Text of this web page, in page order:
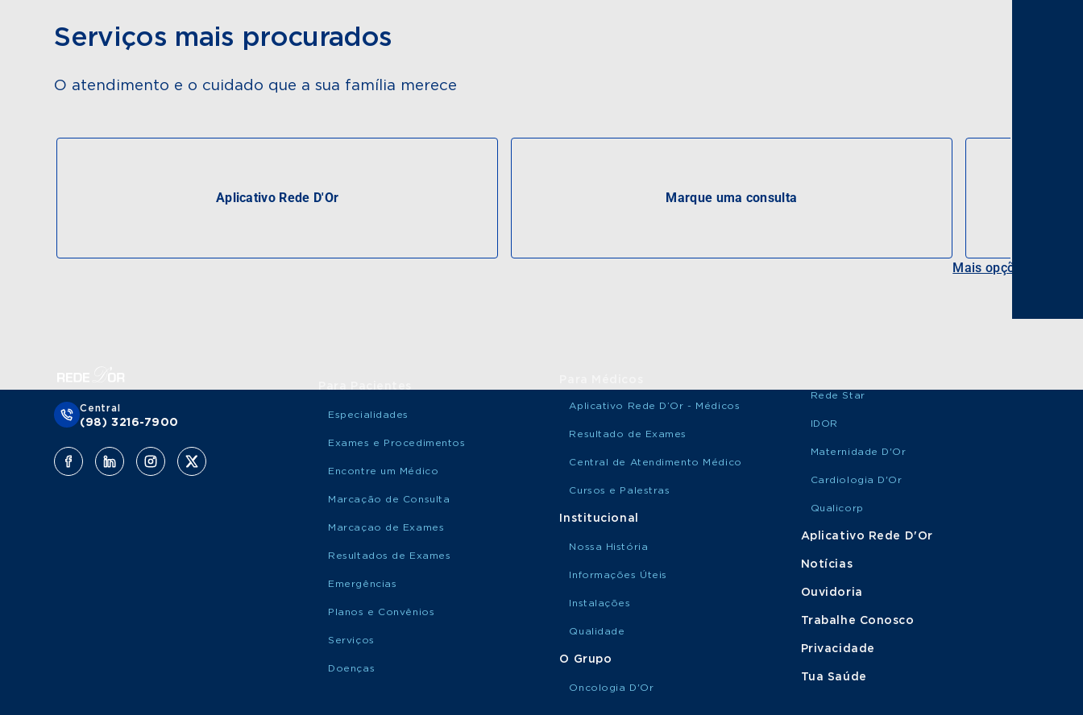
Serviços mais procurados
O atendimento e o cuidado que a sua família merece
Aplicativo Rede D'Or Marque uma consulta
Mais opções
Central
(98) 3216-7900
Especialidades
Exames e Procedimentos
Encontre um Médico
Marcação de Consulta
Marcaçao de Exames
Resultados de Exames
Emergências
Planos e Convênios
Serviços
Doenças
Aplicativo Rede D’Or - Médicos
Resultado de Exames
Central de Atendimento Médico
Cursos e Palestras
Institucional
Nossa História
Informações Úteis
Instalações
Qualidade
O Grupo
Oncologia D'Or
Rede Star
IDOR
Maternidade D'Or
Cardiologia D'Or
Qualicorp
Aplicativo Rede D'Or
Notícias
Ouvidoria
Trabalhe Conosco
Privacidade
Tua Saúde